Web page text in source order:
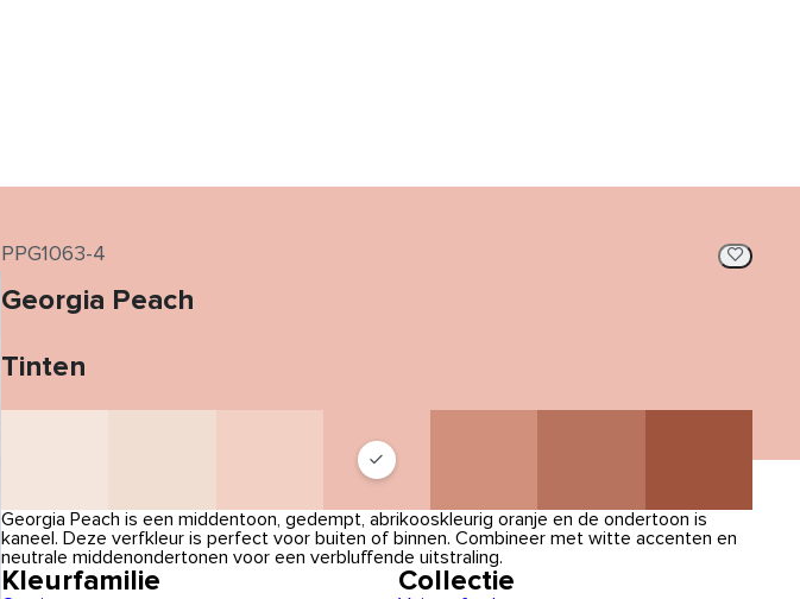
PPG1063-4
Georgia Peach
Tinten
Georgia Peach is een middentoon, gedempt, abrikooskleurig oranje en de ondertoon is
kaneel. Deze verfkleur is perfect voor buiten of binnen. Combineer met witte accenten en
neutrale middenondertonen voor een verbluffende uitstraling.
Kleurfamilie Collectie